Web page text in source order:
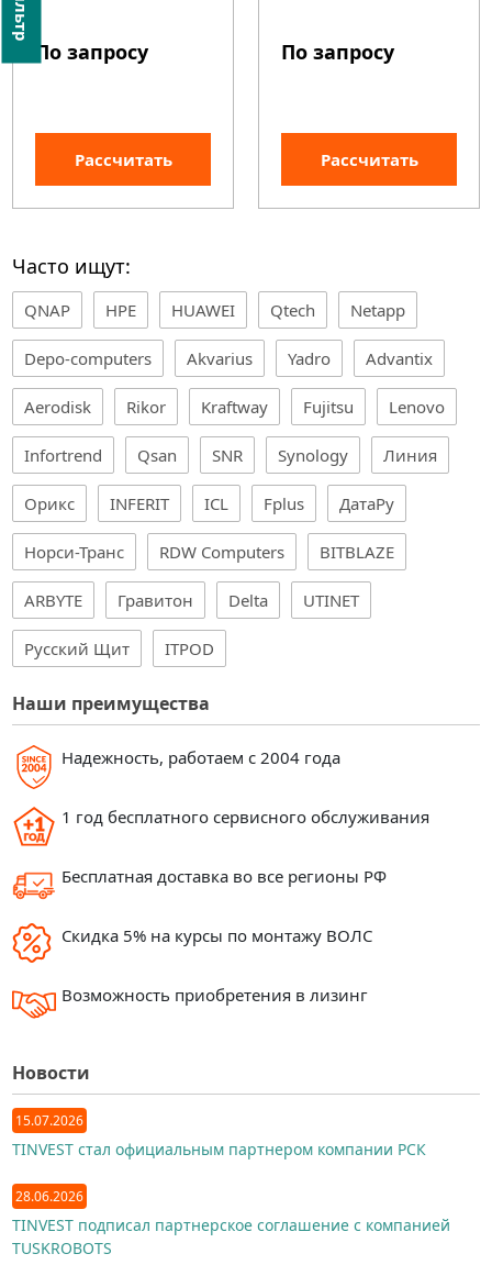
Наши преимущества
Надежность, работаем с 2004 года
1 год бесплатного сервисного обслуживания
Бесплатная доставка во все регионы РФ
Скидка 5% на курсы по монтажу ВОЛС
Возможность приобретения в лизинг
Новости
15.07.2026
TINVEST стал официальным партнером компании РСК
28.06.2026
TINVEST подписал партнерское соглашение с компанией
TUSKROBOTS
По запросу
Рассчитать
По запросу
Рассчитать
Часто ищут:
QNAP HPE HUAWEI Qtech Netapp
Depo-computers Akvarius Yadro Advantix
Aerodisk Rikor Kraftway Fujitsu Lenovo
Infortrend Qsan SNR Synology Линия
Орикс INFERIT ICL Fplus ДатаРу
Норси-Транс RDW Computers BITBLAZE
ARBYTE Гравитон Delta UTINET
Русский Щит ITPOD